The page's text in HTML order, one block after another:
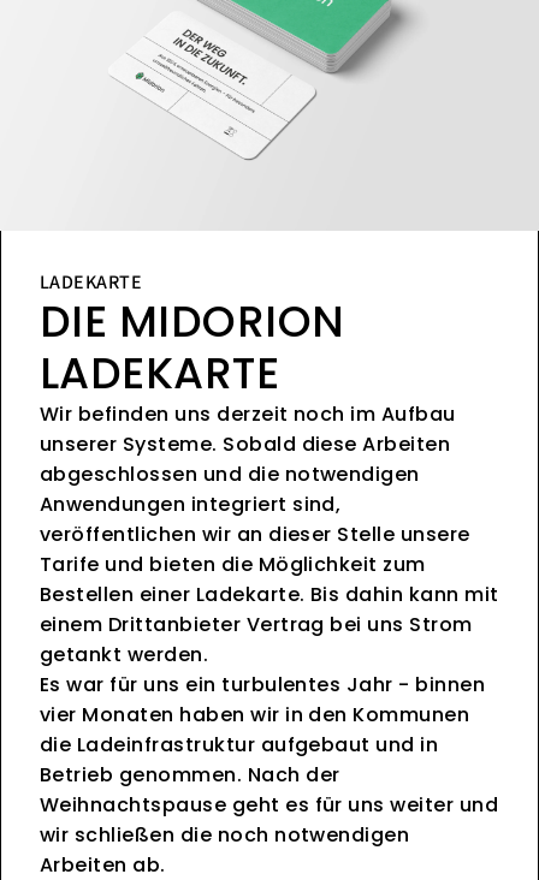
LADEKARTE
DIE MIDORION
LADEKARTE
Wir befinden uns derzeit noch im Aufbau
unserer Systeme. Sobald diese Arbeiten
abgeschlossen und die notwendigen
Anwendungen integriert sind,
veröffentlichen wir an dieser Stelle unsere
Tarife und bieten die Möglichkeit zum
Bestellen einer Ladekarte. Bis dahin kann mit
einem Drittanbieter Vertrag bei uns Strom
getankt werden.
Es war für uns ein turbulentes Jahr - binnen
vier Monaten haben wir in den Kommunen
die Ladeinfrastruktur aufgebaut und in
Betrieb genommen. Nach der
Weihnachtspause geht es für uns weiter und
wir schließen die noch notwendigen
Arbeiten ab.